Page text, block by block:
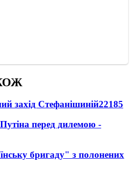
захід Стефанішиній22185
перед дилемою -
бригаду" з полонених